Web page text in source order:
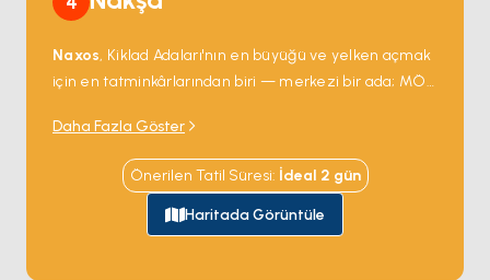
Naxos, Kiklad Adaları'nın en büyüğü ve yelken açmak
için en tatminkârlarından biri — merkezi bir ada; MÖ
limanın hemen açığındaki bir adacıkta tek başına
duruyor ve her gün batımını çerçeveliyor. Chora eski
şehri limanın arkasındaki tepeye dar Venedik
sokaklarıyla tırmanıyor; batı kıyısı rüzgâr sörfçüleri ile
aile charter'larını eşit çeken 12 kilometrelik kumlu plaj
Daha Fazla Göster
Önerilen Tatil Süresi: İdeal 2 gün
Haritada Görüntüle